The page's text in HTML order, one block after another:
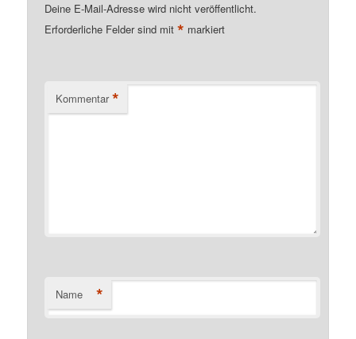
Deine E-Mail-Adresse wird nicht veröffentlicht.
Erforderliche Felder sind mit* markiert
Kommentar *
Name *